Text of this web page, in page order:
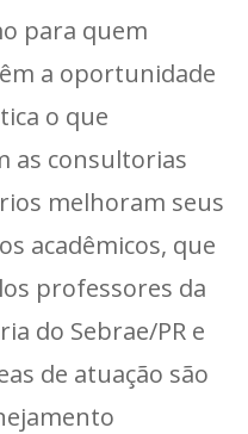
para quem
a oportunidade
o que
as consultorias
melhoram seus
acadêmicos, que
professores da
do Sebrae/PR e
de atuação são